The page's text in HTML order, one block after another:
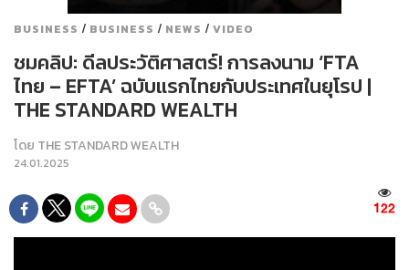
BUSINESS / BUSINESS / NEWS / VIDEO
ชมคลิป: ดีลประวัติศาสตร์! การลงนาม ‘FTA
ไทย – EFTA’ ฉบับแรกไทยกับประเทศในยุโรป |
THE STANDARD WEALTH
โดย THE STANDARD WEALTH
24.01.2025
122